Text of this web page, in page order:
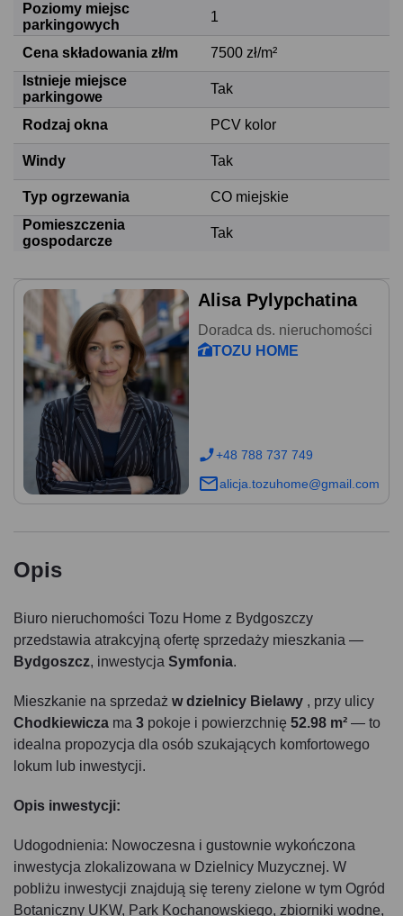
Poziomy miejsc
parkingowych
1
Cena składowania zł/m
7500 zł/m²
Istnieje miejsce
parkingowe
Tak
Rodzaj okna PCV kolor
Windy Tak
Typ ogrzewania
CO miejskie
Pomieszczenia
gospodarcze
Tak
Alisa Pylypchatina
Doradca ds. nieruchomości
TOZU HOME
+48 788 737 749
alicja.tozuhome@gmail.com
Opis
Biuro nieruchomości Tozu Home z Bydgoszczy
przedstawia atrakcyjną ofertę sprzedaży mieszkania —
Bydgoszcz, inwestycja Symfonia.
Mieszkanie na sprzedaż w dzielnicy Bielawy , przy ulicy
Chodkiewicza ma 3 pokoje i powierzchnię 52.98 m² — to
idealna propozycja dla osób szukających komfortowego
lokum lub inwestycji.
Opis inwestycji:
Udogodnienia: Nowoczesna i gustownie wykończona
inwestycja zlokalizowana w Dzielnicy Muzycznej. W
pobliżu inwestycji znajdują się tereny zielone w tym Ogród
Botaniczny UKW, Park Kochanowskiego, zbiorniki wodne,